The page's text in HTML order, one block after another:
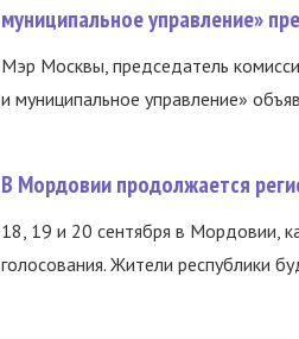
муниципальное управление»
Мэр Москвы, председатель
и муниципальное управление»
В Мордовии продолжается
18, 19 и 20 сентября в Мордовии,
голосования. Жители республики